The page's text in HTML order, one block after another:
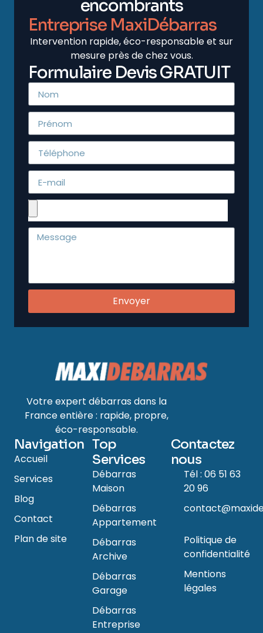
encombrants
Entreprise MaxiDébarras
Intervention rapide, éco-responsable et sur
mesure près de chez vous.
Formulaire Devis GRATUIT
Envoyer
Votre expert débarras dans la
France entière : rapide, propre,
éco-responsable.
Navigation
Accueil
Services
Blog
Contact
Plan de site
Top
Services
Débarras
Maison
Débarras
Appartement
Débarras
Archive
Débarras
Garage
Débarras
Entreprise
Contactez
nous
Tél : 06 51 63
20 96
Politique de
confidentialité
Mentions
légales